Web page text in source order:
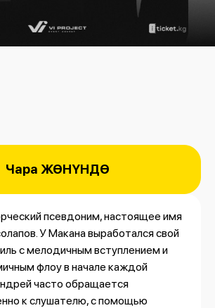
Чара ЖӨНҮНДӨ
псевдоним, настоящее имя
У Макана выработался свой
с мелодичным вступлением и
флоу в начале каждой
часто обращается
к слушателю, с помощью